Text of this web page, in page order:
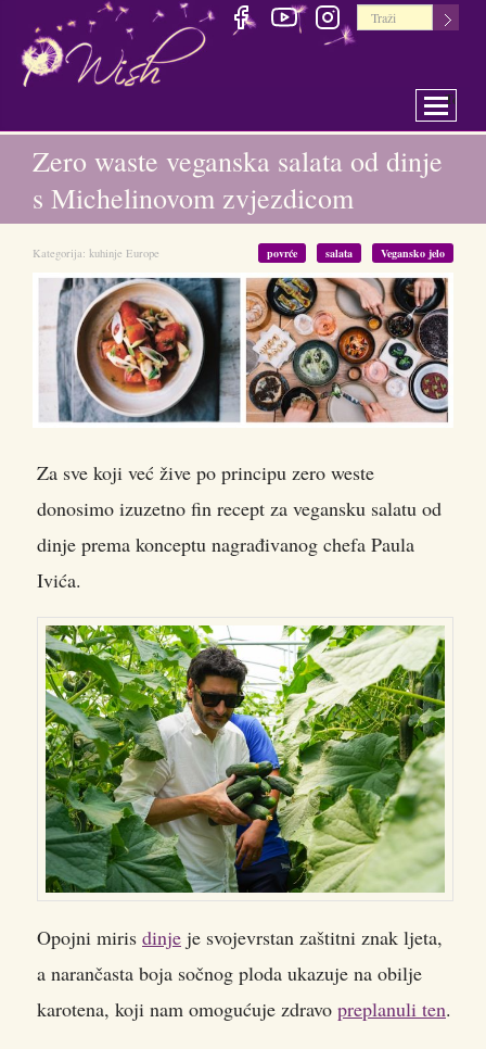
Zero waste veganska salata od dinje
s Michelinovom zvjezdicom
Kategorija: kuhinje Europe povrće salata Vegansko jelo
Za sve koji već žive po principu zero weste
donosimo izuzetno fin recept za vegansku salatu od
dinje prema konceptu nagrađivanog chefa Paula
Ivića.
Opojni miris dinje je svojevrstan zaštitni znak ljeta,
a narančasta boja sočnog ploda ukazuje na obilje
karotena, koji nam omogućuje zdravo preplanuli ten.